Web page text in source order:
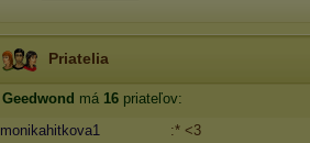
Priatelia
Geedwond má 16 priateľov:
monikahitkova1
:* <3